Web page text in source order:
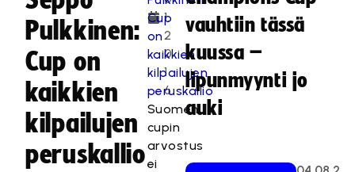
Pulkkinen:
Cup on
kaikkien
kilpailujen
peruskallio
1.
2
0
1
6
Suomen
cupin
arvostus
ei
vauhtiin tässä
kuussa –
lipunmyynti jo
auki